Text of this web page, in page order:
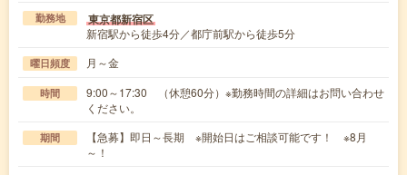
勤務地 東京都新宿区
新宿駅から徒歩4分／都庁前駅から徒歩5分
曜日頻度 月～金
時間
9:00～17:30 （休憩60分）※勤務時間の詳細はお問い合わせ
ください。
期間
【急募】即日～長期 ※開始日はご相談可能です！ ※8月
～！